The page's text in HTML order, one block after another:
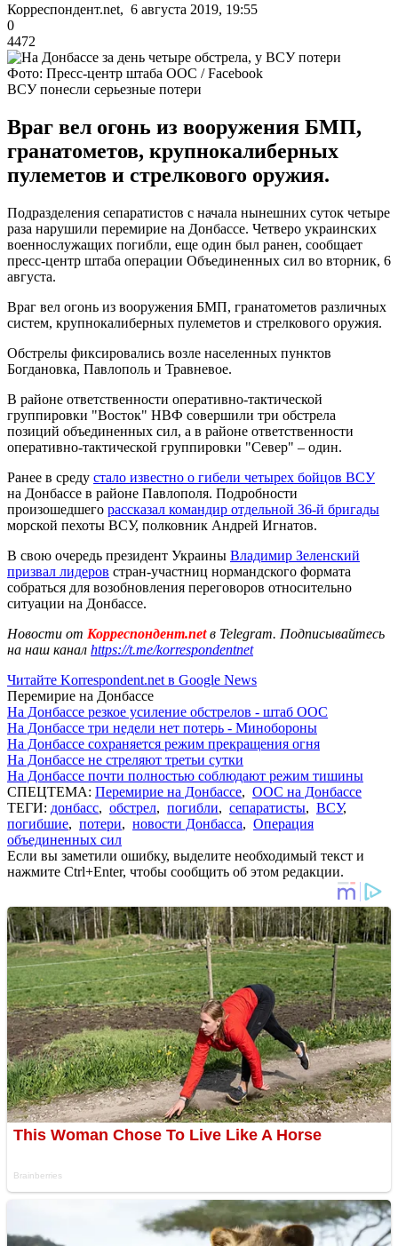
Корреспондент.net, 6 августа 2019, 19:55
0
4472
Фото: Пресс-центр штаба ООС / Facebook
ВСУ понесли серьезные потери
Враг вел огонь из вооружения БМП,
гранатометов, крупнокалиберных
пулеметов и стрелкового оружия.
Подразделения сепаратистов с начала нынешних суток четыре
раза нарушили перемирие на Донбассе. Четверо украинских
военнослужащих погибли, еще один был ранен, сообщает
пресс-центр штаба операции Объединенных сил во вторник, 6
августа.
Враг вел огонь из вооружения БМП, гранатометов различных
систем, крупнокалиберных пулеметов и стрелкового оружия.
Обстрелы фиксировались возле населенных пунктов
Богдановка, Павлополь и Травневое.
В районе ответственности оперативно-тактической
группировки "Восток" НВФ совершили три обстрела
позиций объединенных сил, а в районе ответственности
оперативно-тактической группировки "Север" – один.
Ранее в среду стало известно о гибели четырех бойцов ВСУ
на Донбассе в районе Павлополя. Подробности
произошедшего рассказал командир отдельной 36-й бригады
морской пехоты ВСУ, полковник Андрей Игнатов.
В свою очередь президент Украины Владимир Зеленский
призвал лидеров стран-участниц нормандского формата
собраться для возобновления переговоров относительно
ситуации на Донбассе.
Новости от Корреспондент.netв Telegram. Подписывайтесь
на наш канал https://t.me/korrespondentnet
Читайте Korrespondent.net в Google News
Перемирие на Донбассе
На Донбассе резкое усиление обстрелов - штаб ООС
На Донбассе три недели нет потерь - Минобороны
На Донбассе сохраняется режим прекращения огня
На Донбассе не стреляют третьи сутки
На Донбассе почти полностью соблюдают режим тишины
СПЕЦТЕМА: Перемирие на Донбассе, ООС на Донбассе
ТЕГИ: донбасс, обстрел, погибли, сепаратисты, ВСУ,
погибшие, потери, новости Донбасса, Операция
объединенных сил
Если вы заметили ошибку, выделите необходимый текст и
нажмите Ctrl+Enter, чтобы сообщить об этом редакции.